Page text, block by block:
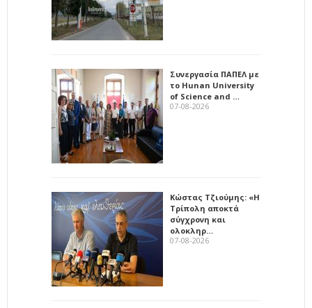
Συνεργασία ΠΑΠΕΛ με
το Hunan University
of Science and …
07-08-2026
Κώστας Τζιούμης: «Η
Τρίπολη αποκτά
σύγχρονη και
ολοκληρ…
07-08-2026